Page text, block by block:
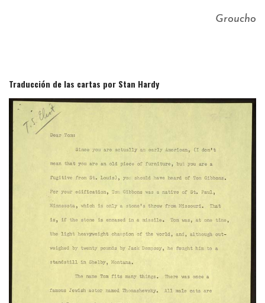
Groucho
Traducción de las cartas por Stan Hardy